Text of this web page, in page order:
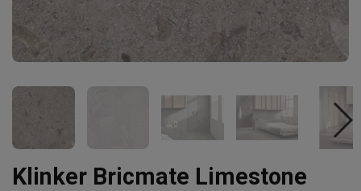
Klinker Bricmate Limestone